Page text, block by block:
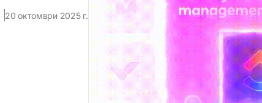
20 октомври 2025 г.